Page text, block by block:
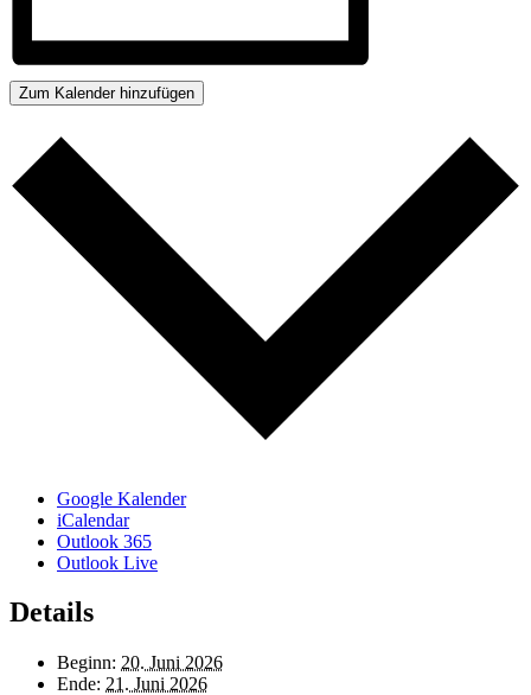
Zum Kalender hinzufügen
Google Kalender
iCalendar
Outlook 365
Outlook Live
Details
Beginn: 20. Juni 2026
Ende: 21. Juni 2026